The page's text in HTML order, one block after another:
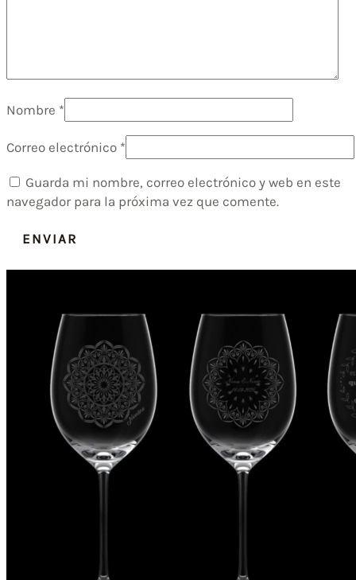
Nombre *
Correo electrónico *
Guarda mi nombre, correo electrónico y web en este
navegador para la próxima vez que comente.